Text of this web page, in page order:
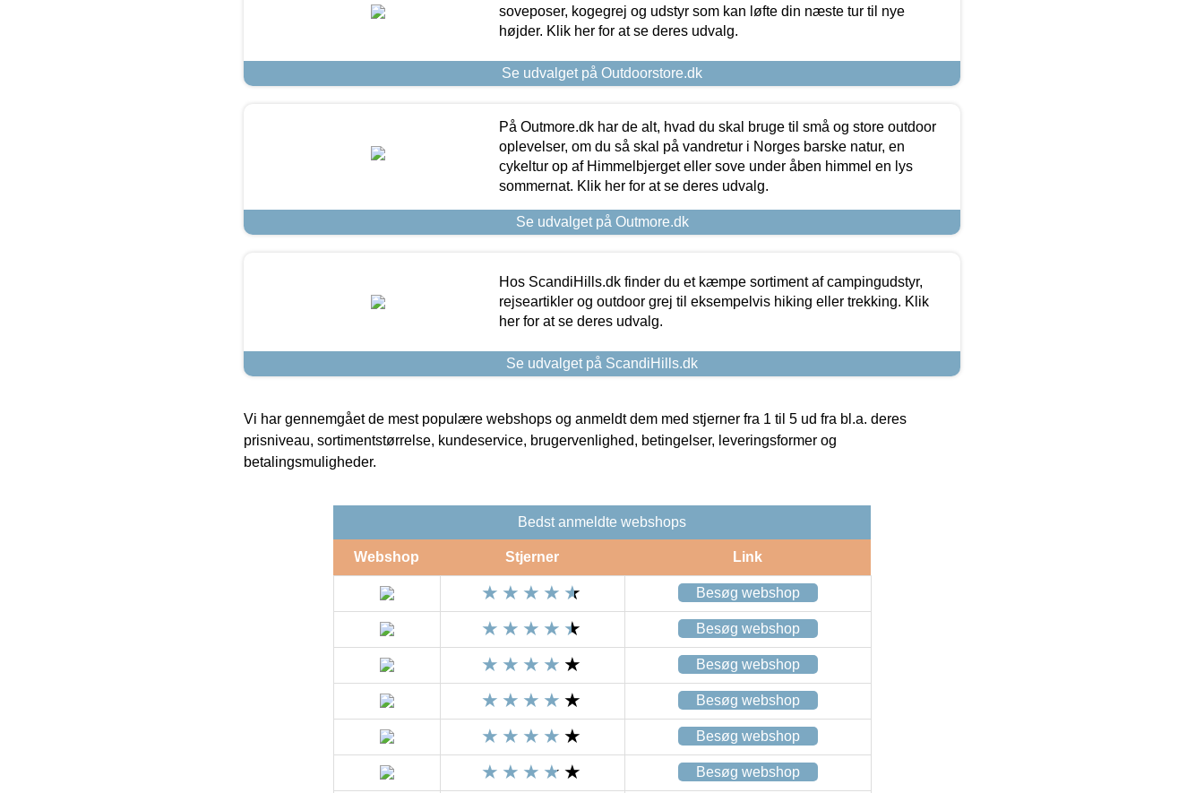
soveposer, kogegrej og udstyr som kan løfte din næste tur til nye
højder. Klik her for at se deres udvalg.
Se udvalget på Outdoorstore.dk
På Outmore.dk har de alt, hvad du skal bruge til små og store outdoor
oplevelser, om du så skal på vandretur i Norges barske natur, en
cykeltur op af Himmelbjerget eller sove under åben himmel en lys
sommernat. Klik her for at se deres udvalg.
Se udvalget på Outmore.dk
Hos ScandiHills.dk finder du et kæmpe sortiment af campingudstyr,
rejseartikler og outdoor grej til eksempelvis hiking eller trekking. Klik
her for at se deres udvalg.
Se udvalget på ScandiHills.dk
Vi har gennemgået de mest populære webshops og anmeldt dem med stjerner fra 1 til 5 ud fra bl.a. deres
prisniveau, sortimentstørrelse, kundeservice, brugervenlighed, betingelser, leveringsformer og
betalingsmuligheder.
Bedst anmeldte webshops
Webshop Stjerner Link
Besøg webshop
Besøg webshop
Besøg webshop
Besøg webshop
Besøg webshop
Besøg webshop